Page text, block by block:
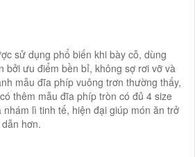
sử dụng phổ biến khi bày cỗ, dùng
bởi ưu điểm bền bỉ, không sợ rơi vỡ và
mẫu đĩa phíp vuông trơn thường thấy,
thêm mẫu đĩa phíp tròn có đủ 4 size
lì tinh tế, hiện đại giúp món ăn trở
hơn.